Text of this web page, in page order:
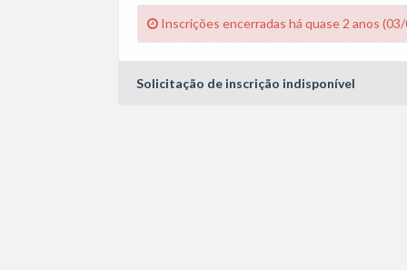
Inscrições encerradas há quase 2 anos
Solicitação de inscrição indisponível